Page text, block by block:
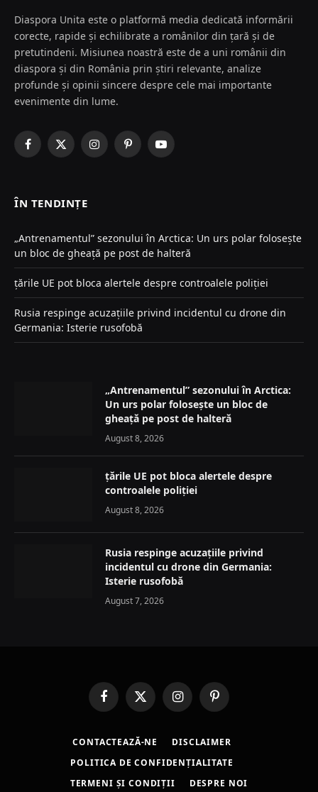
Diaspora Unita este o platformă media dedicată informării
corecte, rapide și echilibrate a românilor din țară și de
pretutindeni. Misiunea noastră este de a uni românii din
diaspora și din România prin știri relevante, analize
profunde și opinii sincere despre cele mai importante
evenimente din lume.
Facebook
X
InstagramPinterestYouTube
ÎN TENDINȚE
„Antrenamentul” sezonului în Arctica: Un urs polar folosește
un bloc de gheață pe post de halteră
țările UE pot bloca alertele despre controalele poliției
Rusia respinge acuzațiile privind incidentul cu drone din
Germania: Isterie rusofobă
„Antrenamentul” sezonului în Arctica:
Un urs polar folosește un bloc de
gheață pe post de halteră
August 8, 2026
țările UE pot bloca alertele despre
controalele poliției
August 8, 2026
Rusia respinge acuzațiile privind
incidentul cu drone din Germania:
Isterie rusofobă
August 7, 2026
FacebookX
(Twitter)
InstagramPinterest
CONTACTEAZĂ-NE
DISCLAIMER
POLITICA DE CONFIDENȚIALITATE
TERMENI ȘI CONDIȚII
DESPRE NOI